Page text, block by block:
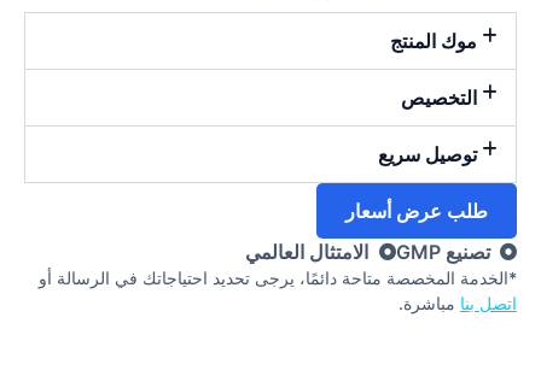
موك المنتج
التخصيص
توصيل سريع
طلب عرض أسعار
تصنيع GMP
الامتثال العالمي
*الخدمة المخصصة متاحة دائمًا، يرجى تحديد احتياجاتك في الرسالة أو
اتصل بنا مباشرة.